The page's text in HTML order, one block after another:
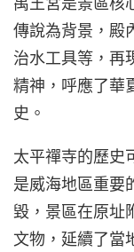
傳說為背景，殿
治水工具等，再
精神，呼應了華
史。
太平禪寺的歷史
是威海地區重要
毀，景區在原址
文物，延續了當